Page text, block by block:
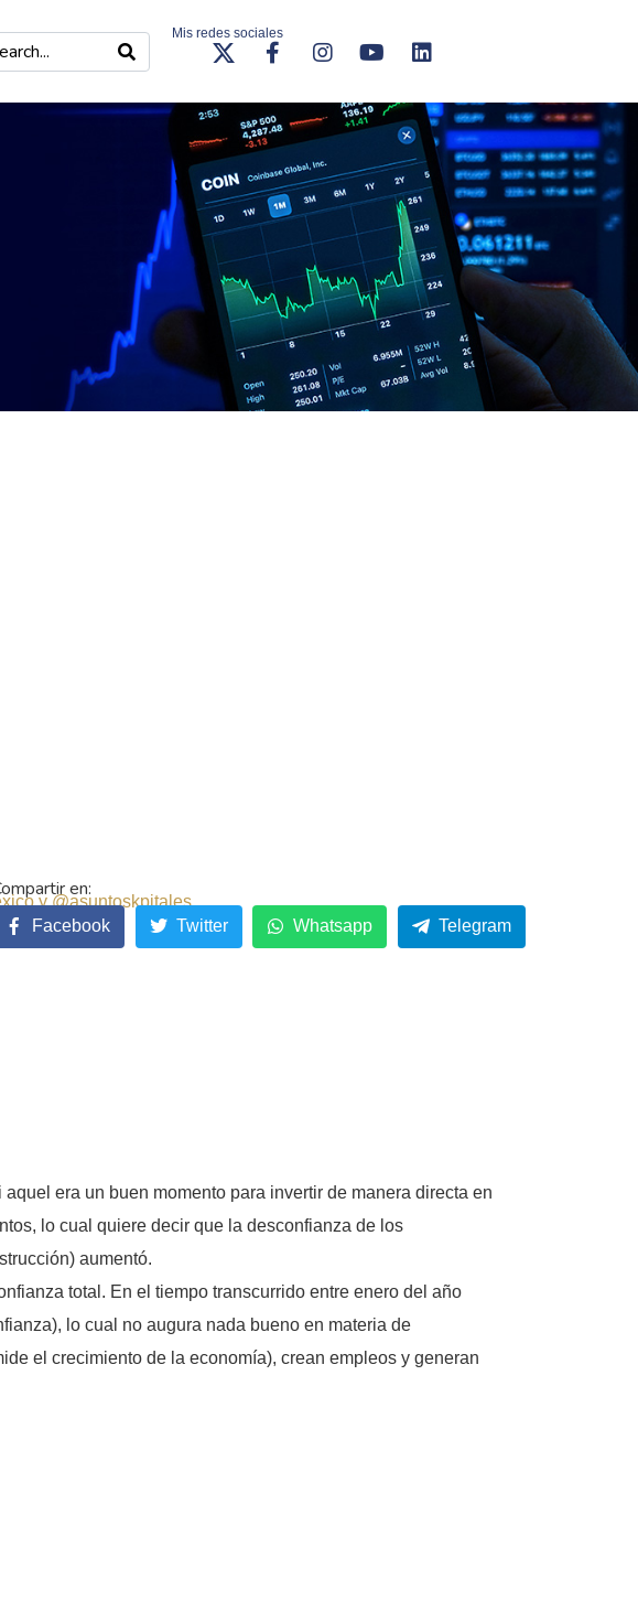
Mis redes sociales
y @asuntoskpitales
era un buen momento para invertir de manera directa en
lo cual quiere decir que la desconfianza de los
aumentó.
total. En el tiempo transcurrido entre enero del año
lo cual no augura nada bueno en materia de
el crecimiento de la economía), crean empleos y generan
Facebook Twitter Whatsapp Telegram